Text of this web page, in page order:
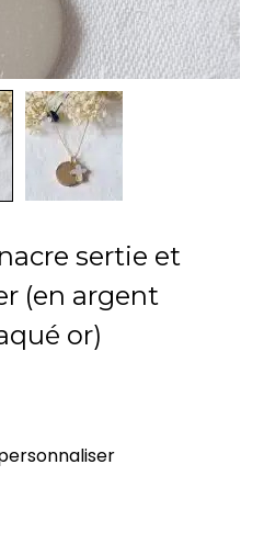
sertie et
(en argent
or)
€